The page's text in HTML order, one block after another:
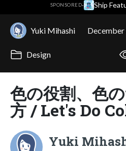
SPONSORED· Ship
Yuki Mihashi
Design
色の役割、色
方 / Let's Do
Yuki